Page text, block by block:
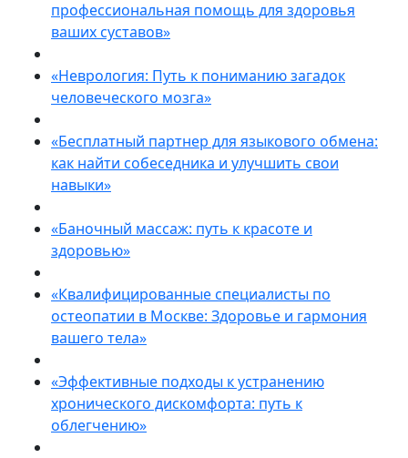
профессиональная помощь для здоровья
ваших суставов»
«Неврология: Путь к пониманию загадок
человеческого мозга»
«Бесплатный партнер для языкового обмена:
как найти собеседника и улучшить свои
навыки»
«Баночный массаж: путь к красоте и
здоровью»
«Квалифицированные специалисты по
остеопатии в Москве: Здоровье и гармония
вашего тела»
«Эффективные подходы к устранению
хронического дискомфорта: путь к
облегчению»